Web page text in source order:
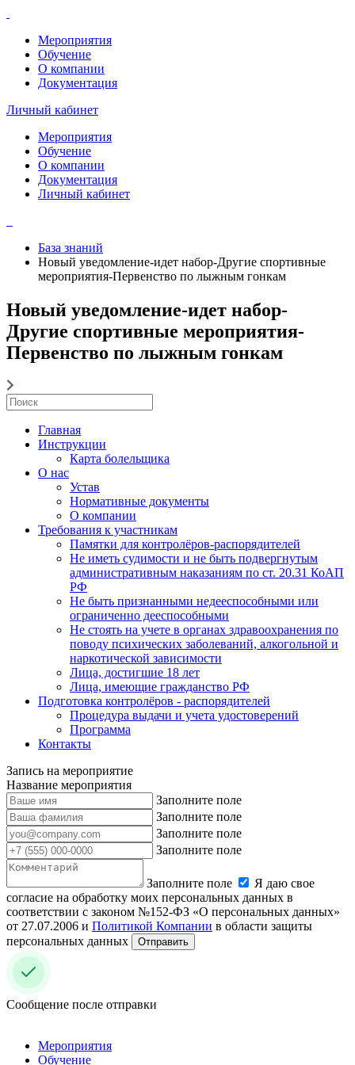
Мероприятия
Обучение
О компании
Документация
Личный кабинет
Мероприятия
Обучение
О компании
Документация
Личный кабинет
База знаний
Новый уведомление-идет набор-Другие спортивные
мероприятия-Первенство по лыжным гонкам
Новый уведомление-идет набор-
Другие спортивные мероприятия-
Первенство по лыжным гонкам
Главная
Инструкции
Карта болельщика
О нас
Устав
Нормативные документы
О компании
Требования к участникам
Памятки для контролёров-распорядителей
Не иметь судимости и не быть подвергнутым
административным наказаниям по ст. 20.31 КоАП
РФ
Не быть признанными недееспособными или
ограниченно дееспособными
Не стоять на учете в органах здравоохранения по
поводу психических заболеваний, алкогольной и
наркотической зависимости
Лица, достигшие 18 лет
Лица, имеющие гражданство РФ
Подготовка контролёров - распорядителей
Процедура выдачи и учета удостоверений
Программа
Контакты
Запись на мероприятие
Название мероприятия
Заполните поле
Заполните поле
Заполните поле
Заполните поле
Заполните поле
Я даю свое
согласие на обработку моих персональных данных в
соответствии с законом №152-ФЗ «О персональных данных»
от 27.07.2006 и Политикой Компании в области защиты
персональных данных
Отправить
Сообщение после отправки
Мероприятия
Обучение